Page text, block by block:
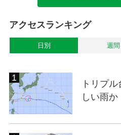
アクセスランキング
日別 週間
トリプ
しい雨